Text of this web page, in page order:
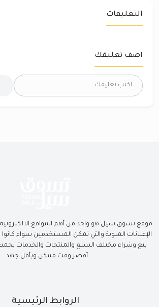
التعليقات
اضف تعليقك
موقع تسوق سيل هو واحد من أهم المواقع
الإعلانات المبوبة والتي تمكن المستخدمين سواء
بيع وشراء مختلف السلع والمنتجات والخدمات بجميع
أقصر وقت ممكن وبأقل جهد .
الروابط الرئيسية